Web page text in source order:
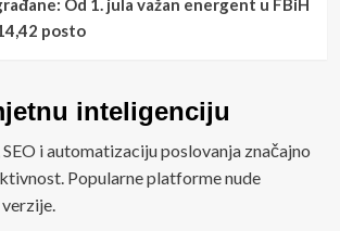
posto
inteligenciju
i automatizaciju poslovanja značajno
Popularne platforme nude